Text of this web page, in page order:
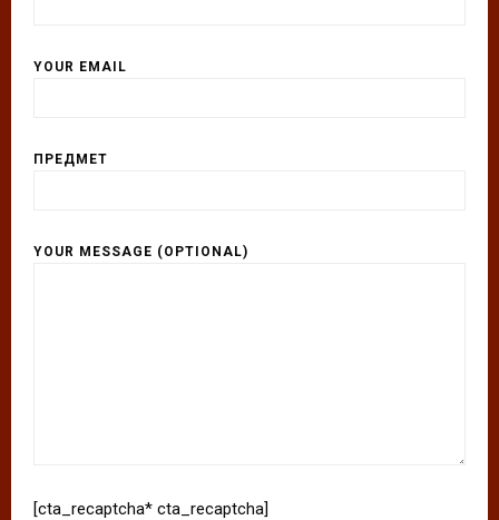
YOUR EMAIL
ПРЕДМЕТ
YOUR MESSAGE (OPTIONAL)
[cta_recaptcha* cta_recaptcha]